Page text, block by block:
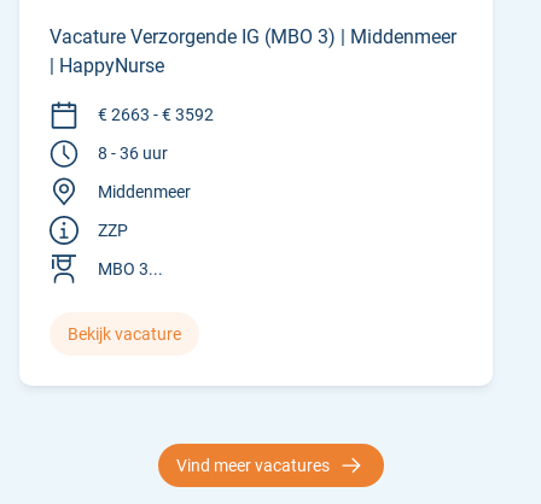
Vacature Verzorgende IG (MBO 3) | Middenmeer
| HappyNurse
€ 2663 - € 3592
8 - 36 uur
Middenmeer
ZZP
MBO 3...
Bekijk vacature
Vind meer vacatures